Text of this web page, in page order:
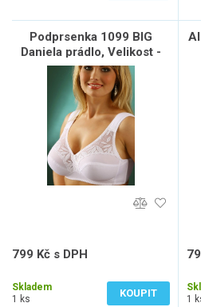
Podprsenka 1099 BIG
Daniela prádlo, Velikost -
Barva : 90I - Bílá
799 Kč s DPH
Skladem
1 ks
KOUPIT
1